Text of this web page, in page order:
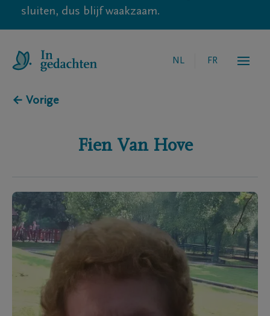
sluiten, dus blijf waakzaam.
NL FR
← Vorige
Fien Van Hove